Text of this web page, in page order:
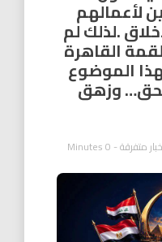
لأعمالهم
.لذلك لم
القاهرة
الموضوع
وزهق
متفرقة- 0 Minutes